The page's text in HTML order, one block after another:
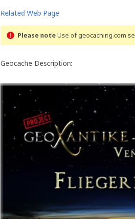
Related Web Page
Please noteUse of geocaching.com
Geocache Description: